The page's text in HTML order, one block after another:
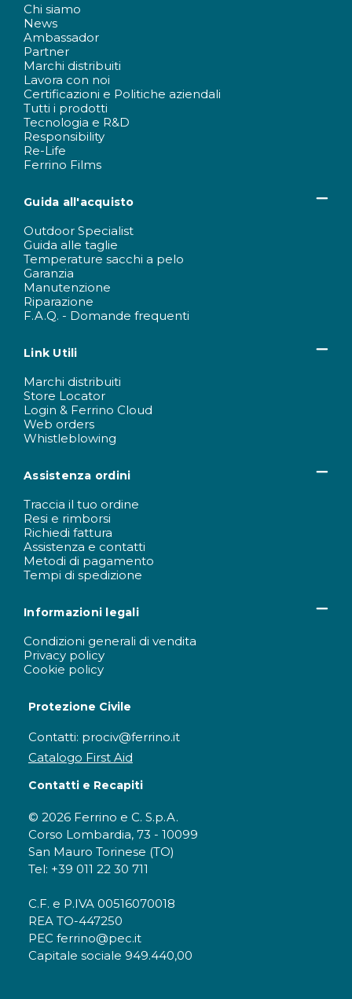
Chi siamo
News
Ambassador
Partner
Marchi distribuiti
Lavora con noi
Certificazioni e Politiche aziendali
Tutti i prodotti
Tecnologia e R&D
Responsibility
Re-Life
Ferrino Films
Guida all'acquisto
Outdoor Specialist
Guida alle taglie
Temperature sacchi a pelo
Garanzia
Manutenzione
Riparazione
F.A.Q. - Domande frequenti
Link Utili
Marchi distribuiti
Store Locator
Login & Ferrino Cloud
Web orders
Whistleblowing
Assistenza ordini
Traccia il tuo ordine
Resi e rimborsi
Richiedi fattura
Assistenza e contatti
Metodi di pagamento
Tempi di spedizione
Informazioni legali
Condizioni generali di vendita
Privacy policy
Cookie policy
Protezione Civile
Contatti: prociv@ferrino.it
Catalogo First Aid
Contatti e Recapiti
© 2026 Ferrino e C. S.p.A.
Corso Lombardia, 73 - 10099
San Mauro Torinese (TO)
Tel: +39 011 22 30 711
C.F. e P.IVA 00516070018
REA TO-447250
PEC ferrino@pec.it
Capitale sociale 949.440,00